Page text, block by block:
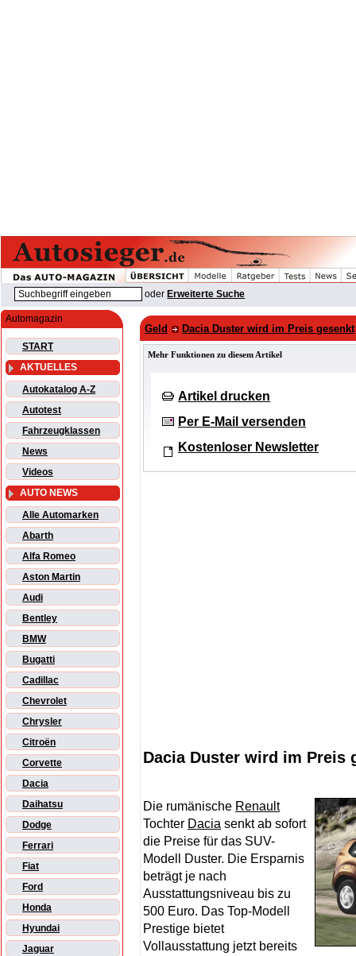
oder Erweiterte Suche
Automagazin
START
AKTUELLES
Autokatalog A-Z
Autotest
Fahrzeugklassen
News
Videos
AUTO NEWS
Alle Automarken
Abarth
Alfa Romeo
Aston Martin
Audi
Bentley
BMW
Bugatti
Cadillac
Chevrolet
Chrysler
Citroën
Corvette
Dacia
Daihatsu
Dodge
Ferrari
Fiat
Ford
Honda
Hyundai
Jaguar
Geld Dacia Duster wird im Preis gesenkt
Mehr Funktionen zu diesem Artikel
Artikel drucken
Per E-Mail versenden
Kostenloser Newsletter
Dacia Duster wird im Preis
Die rumänische Renault
Tochter Dacia senkt ab sofort
die Preise für das SUV-
Modell Duster. Die Ersparnis
beträgt je nach
Ausstattungsniveau bis zu
500 Euro. Das Top-Modell
Prestige bietet
Vollausstattung jetzt bereits